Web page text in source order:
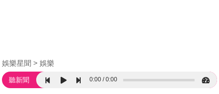
娛樂星聞 娛樂
聽新聞 0:00 0:00